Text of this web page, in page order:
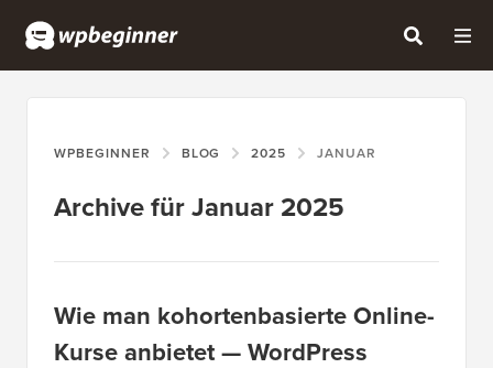
WPBEGINNER BLOG 2025 JANUAR
Archive für Januar 2025
Wie man kohortenbasierte Online-
Kurse anbietet — WordPress